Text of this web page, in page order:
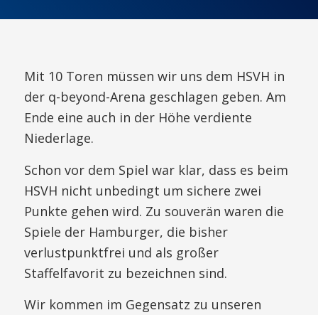
Mit 10 Toren müssen wir uns dem HSVH in
der q-beyond-Arena geschlagen geben. Am
Ende eine auch in der Höhe verdiente
Niederlage.
Schon vor dem Spiel war klar, dass es beim
HSVH nicht unbedingt um sichere zwei
Punkte gehen wird. Zu souverän waren die
Spiele der Hamburger, die bisher
verlustpunktfrei und als großer
Staffelfavorit zu bezeichnen sind.
Wir kommen im Gegensatz zu unseren